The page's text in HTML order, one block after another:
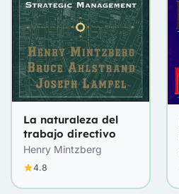
La naturaleza del
trabajo directivo
Henry Mintzberg
4.8